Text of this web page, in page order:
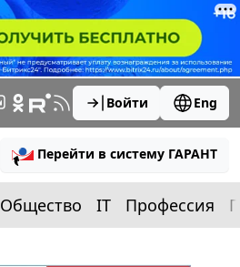
Войти Eng
Перейти в систему ГАРАНТ
Общество IT Профессия